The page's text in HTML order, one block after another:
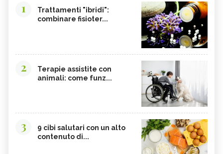
1
Trattamenti "ibridi":
combinare fisioter...
2
Terapie assistite con
animali: come funz...
3
9 cibi salutari con un alto
contenuto di...